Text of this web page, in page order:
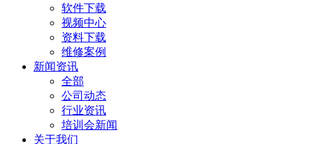
软件下载
视频中心
资料下载
维修案例
新闻资讯
全部
公司动态
行业资讯
培训会新闻
关于我们